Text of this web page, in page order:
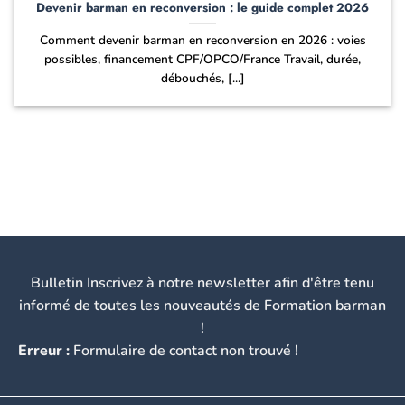
Devenir barman en reconversion : le guide complet 2026
Comment devenir barman en reconversion en 2026 : voies
possibles, financement CPF/OPCO/France Travail, durée,
débouchés, [...]
Bulletin Inscrivez à notre newsletter afin d'être tenu
informé de toutes les nouveautés de Formation barman
!
Erreur : Formulaire de contact non trouvé !